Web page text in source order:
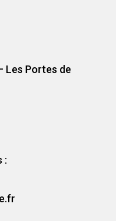
Les Portes de
: